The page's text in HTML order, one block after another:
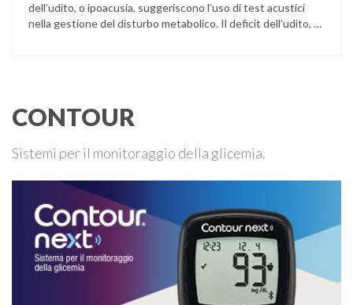
dell’udito, o ipoacusia, suggeriscono l’uso di test acustici
nella gestione del disturbo metabolico. Il deficit dell’udito, o
CONTOUR
Sistemi per il monitoraggio della glicemia.